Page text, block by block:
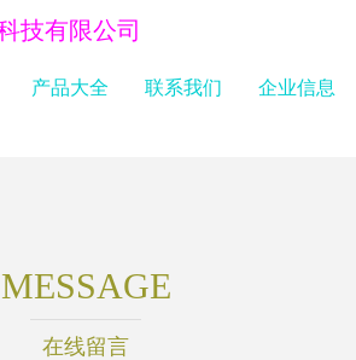
技有限公司
产品大全 联系我们 企业信息
MESSAGE
在线留言